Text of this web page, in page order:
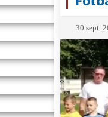
30 sept.